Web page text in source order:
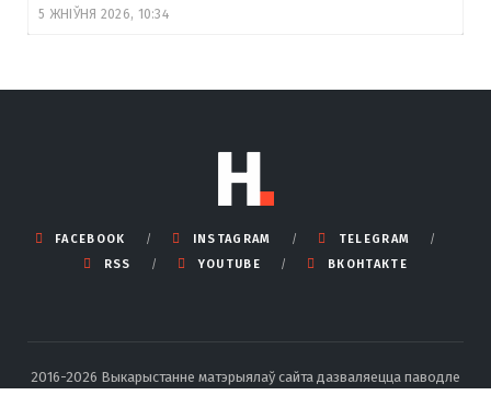
5 ЖНІЎНЯ 2026, 10:34
FACEBOOK INSTAGRAM
TELEGRAM
RSS
YOUTUBE ВКОНТАКТЕ
2016-2026 Выкарыстанне матэрыялаў сайта дазваляецца паводле